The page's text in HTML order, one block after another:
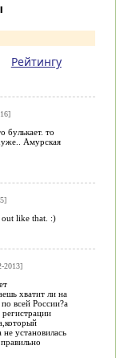
Рейтингу
булькает. то
Амурская
out like that. :)
2013]
хватит ли на
всей России?а
установилась